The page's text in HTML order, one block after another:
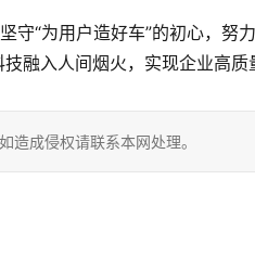
“为用户造好车”的初心，努
融入人间烟火，实现企业高质
造成侵权请联系本网处理。